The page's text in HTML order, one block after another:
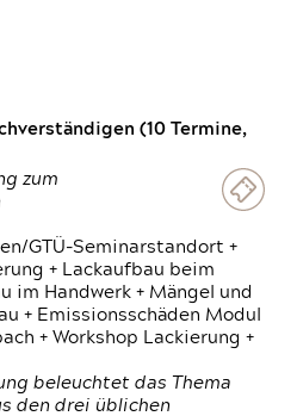
(10 Termine,
zum
GTÜ-Seminarstandort +
+ Lackaufbau beim
im Handwerk + Mängel und
+ Emissionsschäden Modul
+ Workshop Lackierung +
beleuchtet das Thema
den drei üblichen